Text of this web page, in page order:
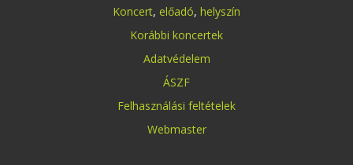
Koncert, előadó, helyszín
Korábbi koncertek
Adatvédelem
ÁSZF
Felhasználási feltételek
Webmaster